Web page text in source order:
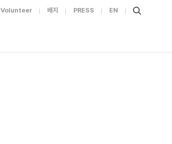
Volunteer 배지 PRESS EN